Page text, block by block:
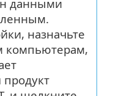
данными
назначьте
компьютерам,